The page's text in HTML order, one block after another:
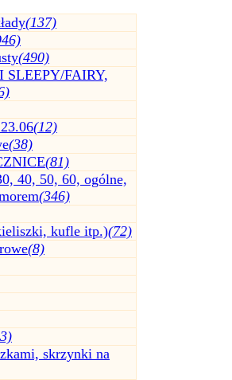
(137)
(490)
SLEEPY/FAIRY,
(12)
(38)
(81)
40, 50, 60, ogólne,
(346)
kufle itp.)(72)
(8)
skrzynki na